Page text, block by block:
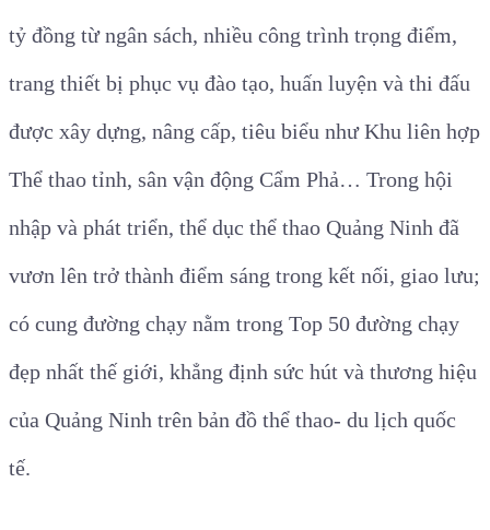
tỷ đồng từ ngân sách, nhiều công trình trọng điểm,
trang thiết bị phục vụ đào tạo, huấn luyện và thi đấu
được xây dựng, nâng cấp, tiêu biểu như Khu liên hợp
Thể thao tỉnh, sân vận động Cẩm Phả… Trong hội
nhập và phát triển, thể dục thể thao Quảng Ninh đã
vươn lên trở thành điểm sáng trong kết nối, giao lưu;
có cung đường chạy nằm trong Top 50 đường chạy
đẹp nhất thế giới, khẳng định sức hút và thương hiệu
của Quảng Ninh trên bản đồ thể thao- du lịch quốc
tế.